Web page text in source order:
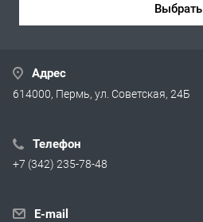
Выбрать
Адрес
614000, Пермь, ул. Советская, 24Б
Телефон
+7 (342) 235-78-48
E-mail